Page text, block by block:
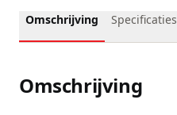
Omschrijving Specificaties
Omschrijving